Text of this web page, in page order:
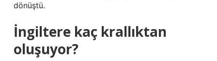
dönüştü.
İngiltere kaç krallıktan
oluşuyor?